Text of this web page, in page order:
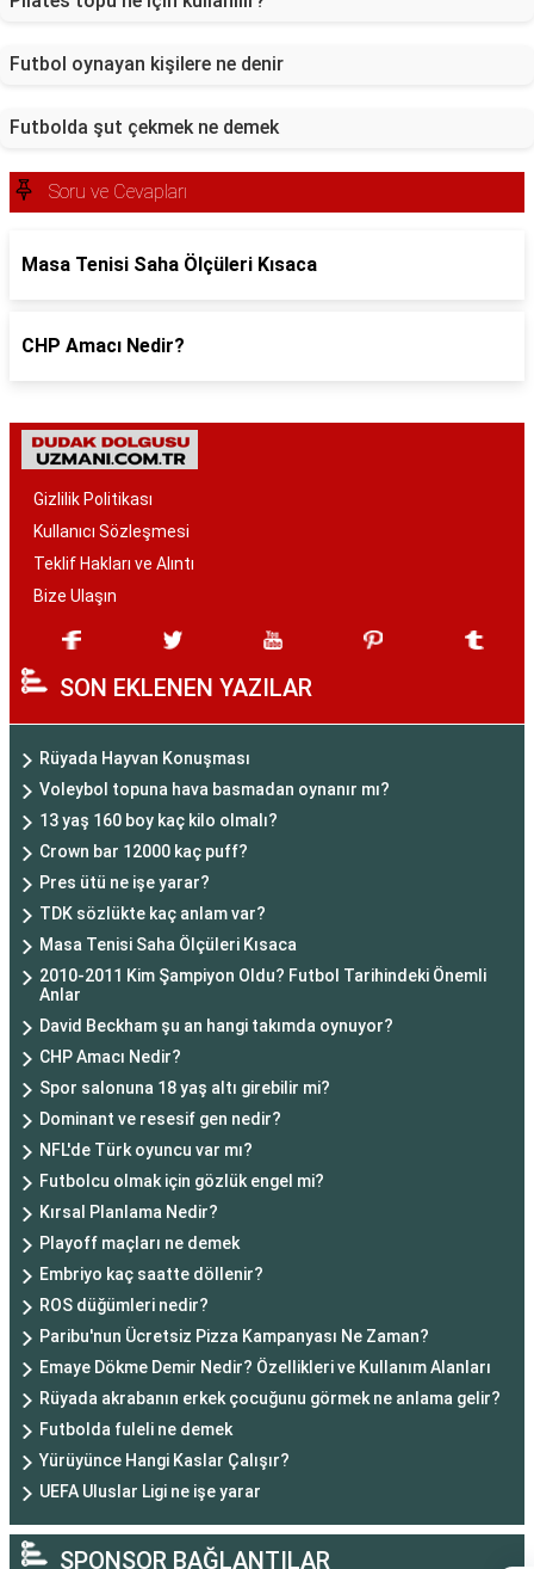
Futbol oynayan kişilere ne denir
Futbolda şut çekmek ne demek
Soru ve Cevapları
Masa Tenisi Saha Ölçüleri Kısaca
CHP Amacı Nedir?
Gizlilik Politikası
Kullanıcı Sözleşmesi
Teklif Hakları ve Alıntı
Bize Ulaşın
SON EKLENEN YAZILAR
Rüyada Hayvan Konuşması
Voleybol topuna hava basmadan oynanır mı?
13 yaş 160 boy kaç kilo olmalı?
Crown bar 12000 kaç puff?
Pres ütü ne işe yarar?
TDK sözlükte kaç anlam var?
Masa Tenisi Saha Ölçüleri Kısaca
2010-2011 Kim Şampiyon Oldu? Futbol Tarihindeki Önemli
Anlar
David Beckham şu an hangi takımda oynuyor?
CHP Amacı Nedir?
Spor salonuna 18 yaş altı girebilir mi?
Dominant ve resesif gen nedir?
NFL'de Türk oyuncu var mı?
Futbolcu olmak için gözlük engel mi?
Kırsal Planlama Nedir?
Playoff maçları ne demek
Embriyo kaç saatte döllenir?
ROS düğümleri nedir?
Paribu'nun Ücretsiz Pizza Kampanyası Ne Zaman?
Emaye Dökme Demir Nedir? Özellikleri ve Kullanım Alanları
Rüyada akrabanın erkek çocuğunu görmek ne anlama gelir?
Futbolda fuleli ne demek
Yürüyünce Hangi Kaslar Çalışır?
UEFA Uluslar Ligi ne işe yarar
SPONSOR BAĞLANTILAR